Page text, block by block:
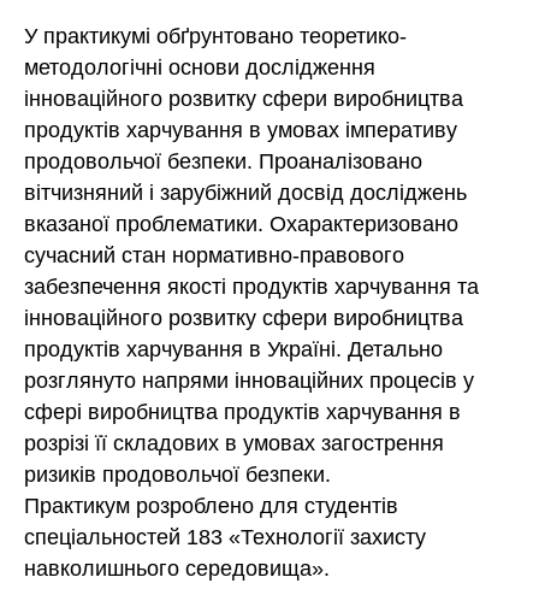
У практикумі обґрунтовано теоретико-
методологічні основи дослідження
інноваційного розвитку сфери виробництва
продуктів харчування в умовах імперативу
продовольчої безпеки. Проаналізовано
вітчизняний і зарубіжний досвід досліджень
вказаної проблематики. Охарактеризовано
сучасний стан нормативно-правового
забезпечення якості продуктів харчування та
інноваційного розвитку сфери виробництва
продуктів харчування в Україні. Детально
розглянуто напрями інноваційних процесів у
сфері виробництва продуктів харчування в
розрізі її складових в умовах загострення
ризиків продовольчої безпеки.
Практикум розроблено для студентів
спеціальностей 183 «Технології захисту
навколишнього середовища».